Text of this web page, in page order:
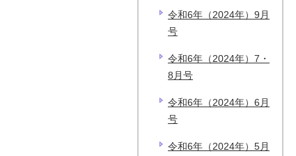
令和6年（2024年）9月
号
令和6年（2024年）7・
8月号
令和6年（2024年）6月
号
令和6年（2024年）5月